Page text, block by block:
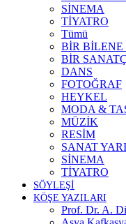
SİNEMA
TİYATRO
Tümü
BİR BİLENE
BİR
DANS
FOTOĞRAF
HEYKEL
MODA &
MÜZİK
RESİM
SANAT
SİNEMA
TİYATRO
SÖYLEŞİ
KÖŞE YAZILARI
Prof. Dr. A.